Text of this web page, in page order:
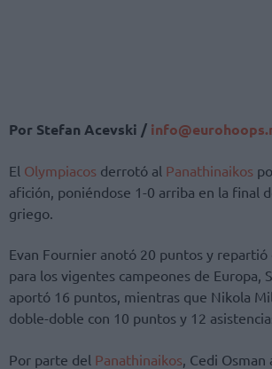
Por Stefan Acevski /
El Olympiacos derrotó al Panathinaikos
afición, poniéndose 1-0 arriba en la final
griego.
Evan Fournier anotó 20 puntos y repartió
para los vigentes campeones de Europa,
aportó 16 puntos, mientras que Nikola
doble-doble con 10 puntos y 12
Por parte del Panathinaikos , Cedi